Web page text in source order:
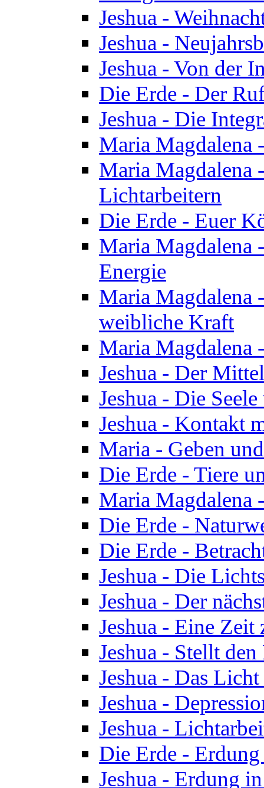
Jeshua -
Jeshua -
Jeshua - Von der
Die Erde - Der
Jeshua - Die
Maria Magdalena
Maria Magdalena
Lichtarbeitern
Die Erde - Euer
Maria Magdalena
Energie
Maria Magdalena
weibliche Kraft
Maria Magdalena
Jeshua - Der
Jeshua - Die
Jeshua - Kontakt
Maria - Geben
Die Erde - Tiere
Maria Magdalena
Die Erde -
Die Erde -
Jeshua - Die
Jeshua - Der
Jeshua - Eine Zeit
Jeshua - Stellt
Jeshua - Das
Jeshua -
Jeshua -
Die Erde -
Jeshua - Erdung